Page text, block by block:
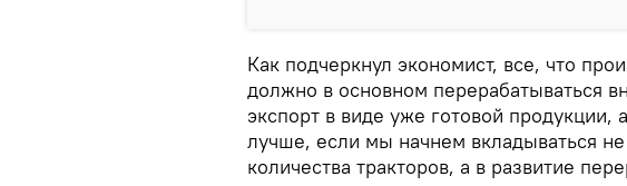
Как подчеркнул экономист, все, что
должно в основном перерабатываться
экспорт в виде уже готовой продукции,
лучше, если мы начнем вкладываться
количества тракторов, а в развитие